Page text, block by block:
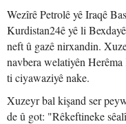
Wezîrê Petrolê yê Iraqê
Kurdistan24ê yê li
neft û gazê nirxandin.
navbera welatiyên
ti ciyawaziyê nake.
Xuzeyr bal kişand ser
de û got: "Rêkeftineke